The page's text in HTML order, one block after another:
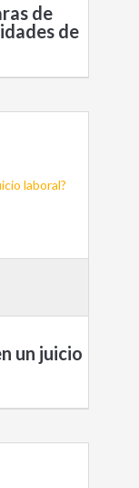
de
de
un juicio